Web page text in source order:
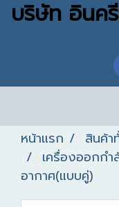
บริษัท อินค
หน้าแรก สินค้
เครื่องออกก
อากาศ(แบบคู่)